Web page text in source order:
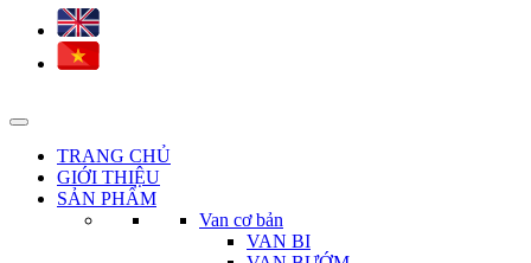
TRANG CHỦ
GIỚI THIỆU
SẢN PHẨM
Van cơ bản
VAN BI